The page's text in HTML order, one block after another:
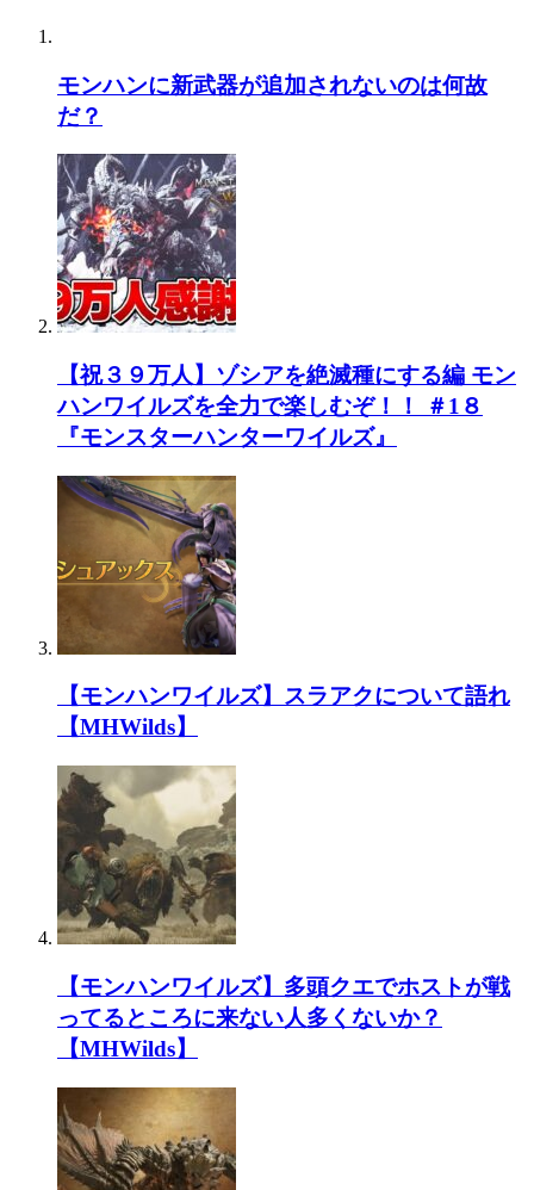
モンハンに新武器が追加されないのは何故
だ？
【祝３９万人】ゾシアを絶滅種にする編 モン
ハンワイルズを全力で楽しむぞ！！ ＃1８
『モンスターハンターワイルズ』
【モンハンワイルズ】スラアクについて語れ
【MHWilds】
【モンハンワイルズ】多頭クエでホストが戦
ってるところに来ない人多くないか？
【MHWilds】